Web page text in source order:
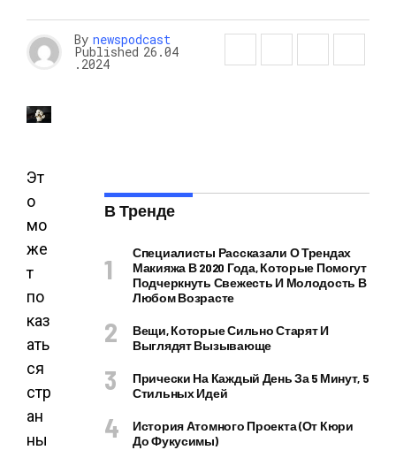
By newspodcast
Published 26.04
.2024
Эт
о
мо
же
т
по
каз
ать
ся
стр
ан
ны
В Тренде
Специалисты Рассказали О Трендах
Макияжа В 2020 Года, Которые Помогут
Подчеркнуть Свежесть И Молодость В
Любом Возрасте
Вещи, Которые Сильно Старят И
Выглядят Вызывающе
Прически На Каждый День За 5 Минут, 5
Стильных Идей
История Атомного Проекта (от Кюри
До Фукусимы)